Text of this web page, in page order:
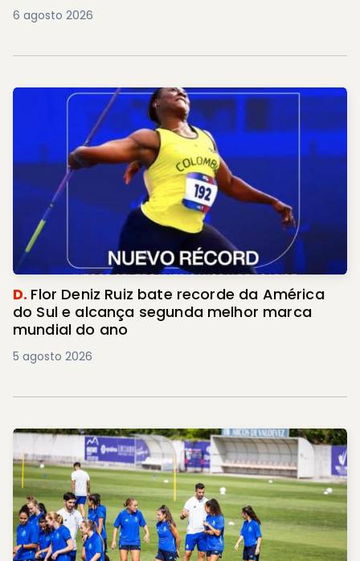
6 agosto 2026
Flor Deniz Ruiz bate recorde da América
do Sul e alcança segunda melhor marca
mundial do ano
5 agosto 2026
D.
Equipa feminina do FC Porto realizou
estágio de preparação em Arcos de
Valdevez
5 agosto 2026